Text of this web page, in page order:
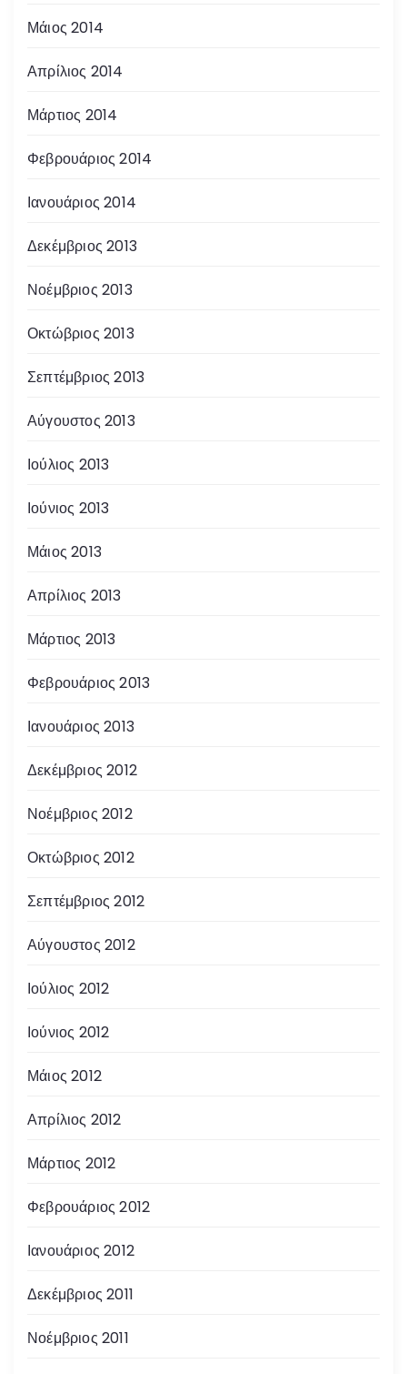
Μάιος 2014
Απρίλιος 2014
Μάρτιος 2014
Φεβρουάριος 2014
Ιανουάριος 2014
Δεκέμβριος 2013
Νοέμβριος 2013
Οκτώβριος 2013
Σεπτέμβριος 2013
Αύγουστος 2013
Ιούλιος 2013
Ιούνιος 2013
Μάιος 2013
Απρίλιος 2013
Μάρτιος 2013
Φεβρουάριος 2013
Ιανουάριος 2013
Δεκέμβριος 2012
Νοέμβριος 2012
Οκτώβριος 2012
Σεπτέμβριος 2012
Αύγουστος 2012
Ιούλιος 2012
Ιούνιος 2012
Μάιος 2012
Απρίλιος 2012
Μάρτιος 2012
Φεβρουάριος 2012
Ιανουάριος 2012
Δεκέμβριος 2011
Νοέμβριος 2011